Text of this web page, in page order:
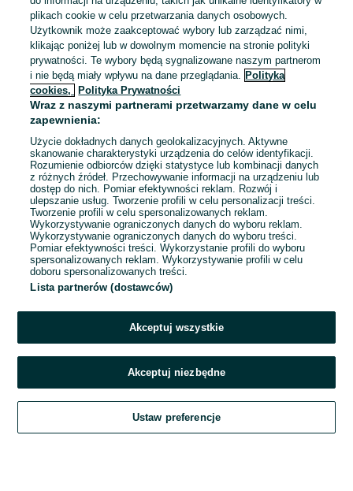
Ząb włóki CROSSBOARD
HEAVY zakrzywiony Vaderstad
441344 oryginał
370 zł
Działdowo
05 sierpnia 2026
1 2 3 ... 51
Zadzwoń / SMS
Szukaj Obserwujesz Dodaj Czat Konto
plikach cookie w celu przetwarzania danych osobowych.
Użytkownik może zaakceptować wybory lub zarządzać nimi,
klikając poniżej lub w dowolnym momencie na stronie polityki
prywatności. Te wybory będą sygnalizowane naszym partnerom
i nie będą miały wpływu na dane przeglądania. Polityka
cookies,
Polityka Prywatności
Wraz z naszymi partnerami przetwarzamy dane w celu
zapewnienia:
Użycie dokładnych danych geolokalizacyjnych. Aktywne
skanowanie charakterystyki urządzenia do celów identyfikacji.
Rozumienie odbiorców dzięki statystyce lub kombinacji danych
z różnych źródeł. Przechowywanie informacji na urządzeniu lub
dostęp do nich. Pomiar efektywności reklam. Rozwój i
ulepszanie usług. Tworzenie profili w celu personalizacji treści.
Tworzenie profili w celu spersonalizowanych reklam.
Wykorzystywanie ograniczonych danych do wyboru reklam.
Wykorzystywanie ograniczonych danych do wyboru treści.
Pomiar efektywności treści. Wykorzystanie profili do wyboru
spersonalizowanych reklam. Wykorzystywanie profili w celu
doboru spersonalizowanych treści.
Lista partnerów (dostawców)
Akceptuj wszystkie
Akceptuj niezbędne
Ustaw preferencje